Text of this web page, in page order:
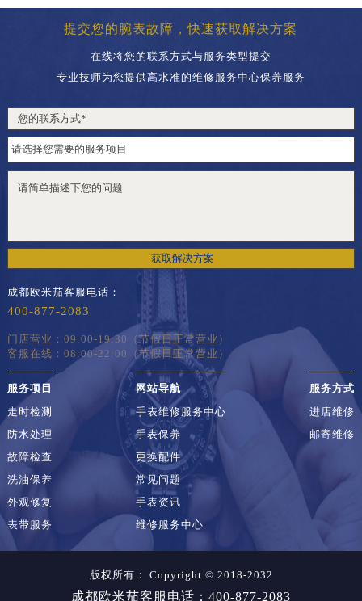
提交您的腕表故障，快速获取解决方案
在线将您的联系方式与服务类型提交
专业技师为您提供高水准的维修服务中心保养服务
获取解决方案
成都欧米茄客服电话：
400-877-2083
门店营业：09:00-19:30（节假日正常营业）
客服在线：08:00-22:00（节假日正常营业）
服务项目
走时检测
防水处理
故障检查
洗油保养
外观修复
表带服务
网站导航
手表维修服务中心
手表保养
更换配件
常见问题
手表资讯
维修服务中心
服务方式
进店维修
邮寄维修
版权所有： Copyright © 2018-2032
成都欧米茄客服电话：400-877-2083